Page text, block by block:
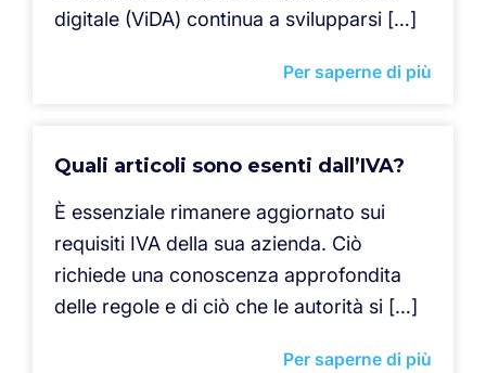
digitale (ViDA) continua a svilupparsi […]
Per saperne di più
Quali articoli sono esenti dall’IVA?
È essenziale rimanere aggiornato sui
requisiti IVA della sua azienda. Ciò
richiede una conoscenza approfondita
delle regole e di ciò che le autorità si […]
Per saperne di più